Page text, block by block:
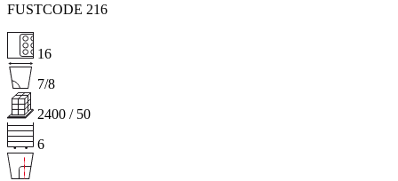
FUSTCODE 216
16
7/8
2400 / 50
6